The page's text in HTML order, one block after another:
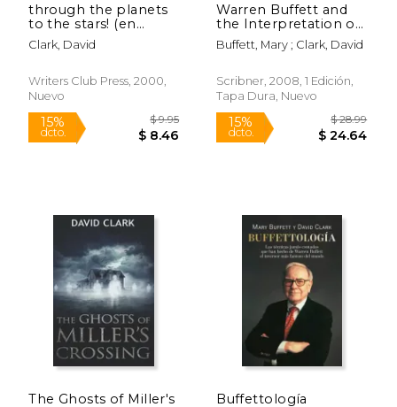
through the planets
to the stars! (en
Inglés)
Clark, David
Writers Club Press, 2000,
Nuevo
15%
Warren Buffett and
the Interpretation of
Financial Statements:
The Search for the
Durable Competitive
Advantage (en Inglés)
Buffett, Mary ; Clark, David
Scribner, 2008, 1 Edición,
Tapa Dura, Nuevo
15%
The Ghosts of Miller's
Buffettología